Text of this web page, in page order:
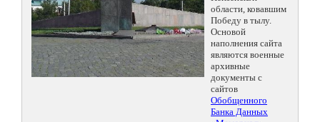
области, ковавшим
Победу в тылу.
Основой
наполнения сайта
являются военные
архивные
документы с
сайтов
Обобщенного
Банка Данных